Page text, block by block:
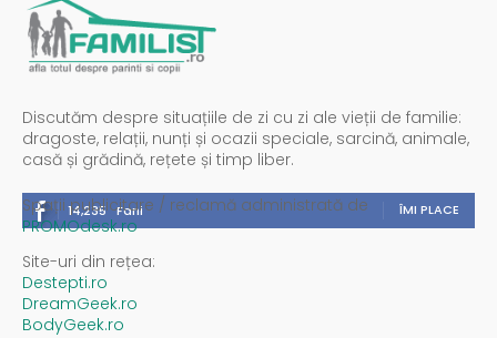
Discutăm despre situațiile de zi cu zi ale vieții de familie:
dragoste, relații, nunți și ocazii speciale, sarcină, animale,
casă și grădină, rețete și timp liber.
14,235 Fani ÎMI PLACE
Spații publicitare / reclamă administrată de
PROMOdesk.ro
Site-uri din rețea:
Destepti.ro
DreamGeek.ro
BodyGeek.ro